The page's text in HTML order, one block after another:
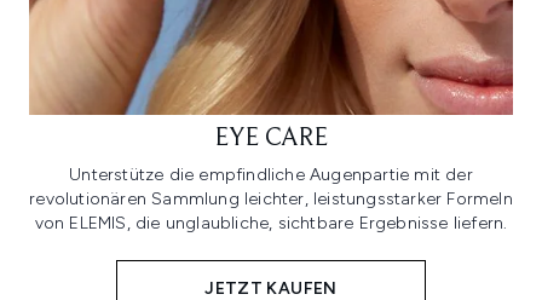
EYE CARE
Unterstütze die empfindliche Augenpartie mit der
revolutionären Sammlung leichter, leistungsstarker Formeln
von ELEMIS, die unglaubliche, sichtbare Ergebnisse liefern.
JETZT KAUFEN